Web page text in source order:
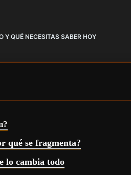
Y QUÉ NECESITAS SABER HOY
qué se fragmenta?
lo cambia todo